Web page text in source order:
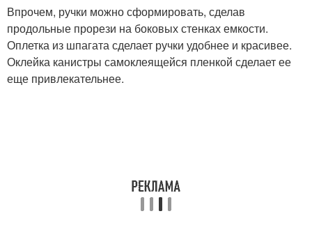
Впрочем, ручки можно сформировать, сделав
продольные прорези на боковых стенках емкости.
Оплетка из шпагата сделает ручки удобнее и красивее.
Оклейка канистры самоклеящейся пленкой сделает ее
еще привлекательнее.